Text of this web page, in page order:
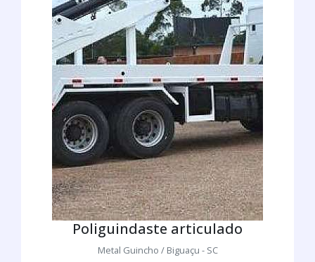
Poliguindaste articulado
Metal Guincho / Biguaçu - SC